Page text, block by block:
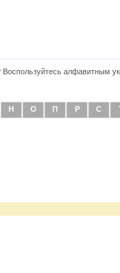
Воспользуйтесь алфавитным
Н О П Р С